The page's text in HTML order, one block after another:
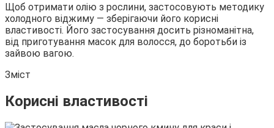
Щоб отримати олію з рослини, застосовують методику
холодного віджиму — зберігаючи його корисні
властивості. Його застосування досить різноманітна,
від приготування масок для волосся, до боротьби із
зайвою вагою.
Зміст
Корисні властивості